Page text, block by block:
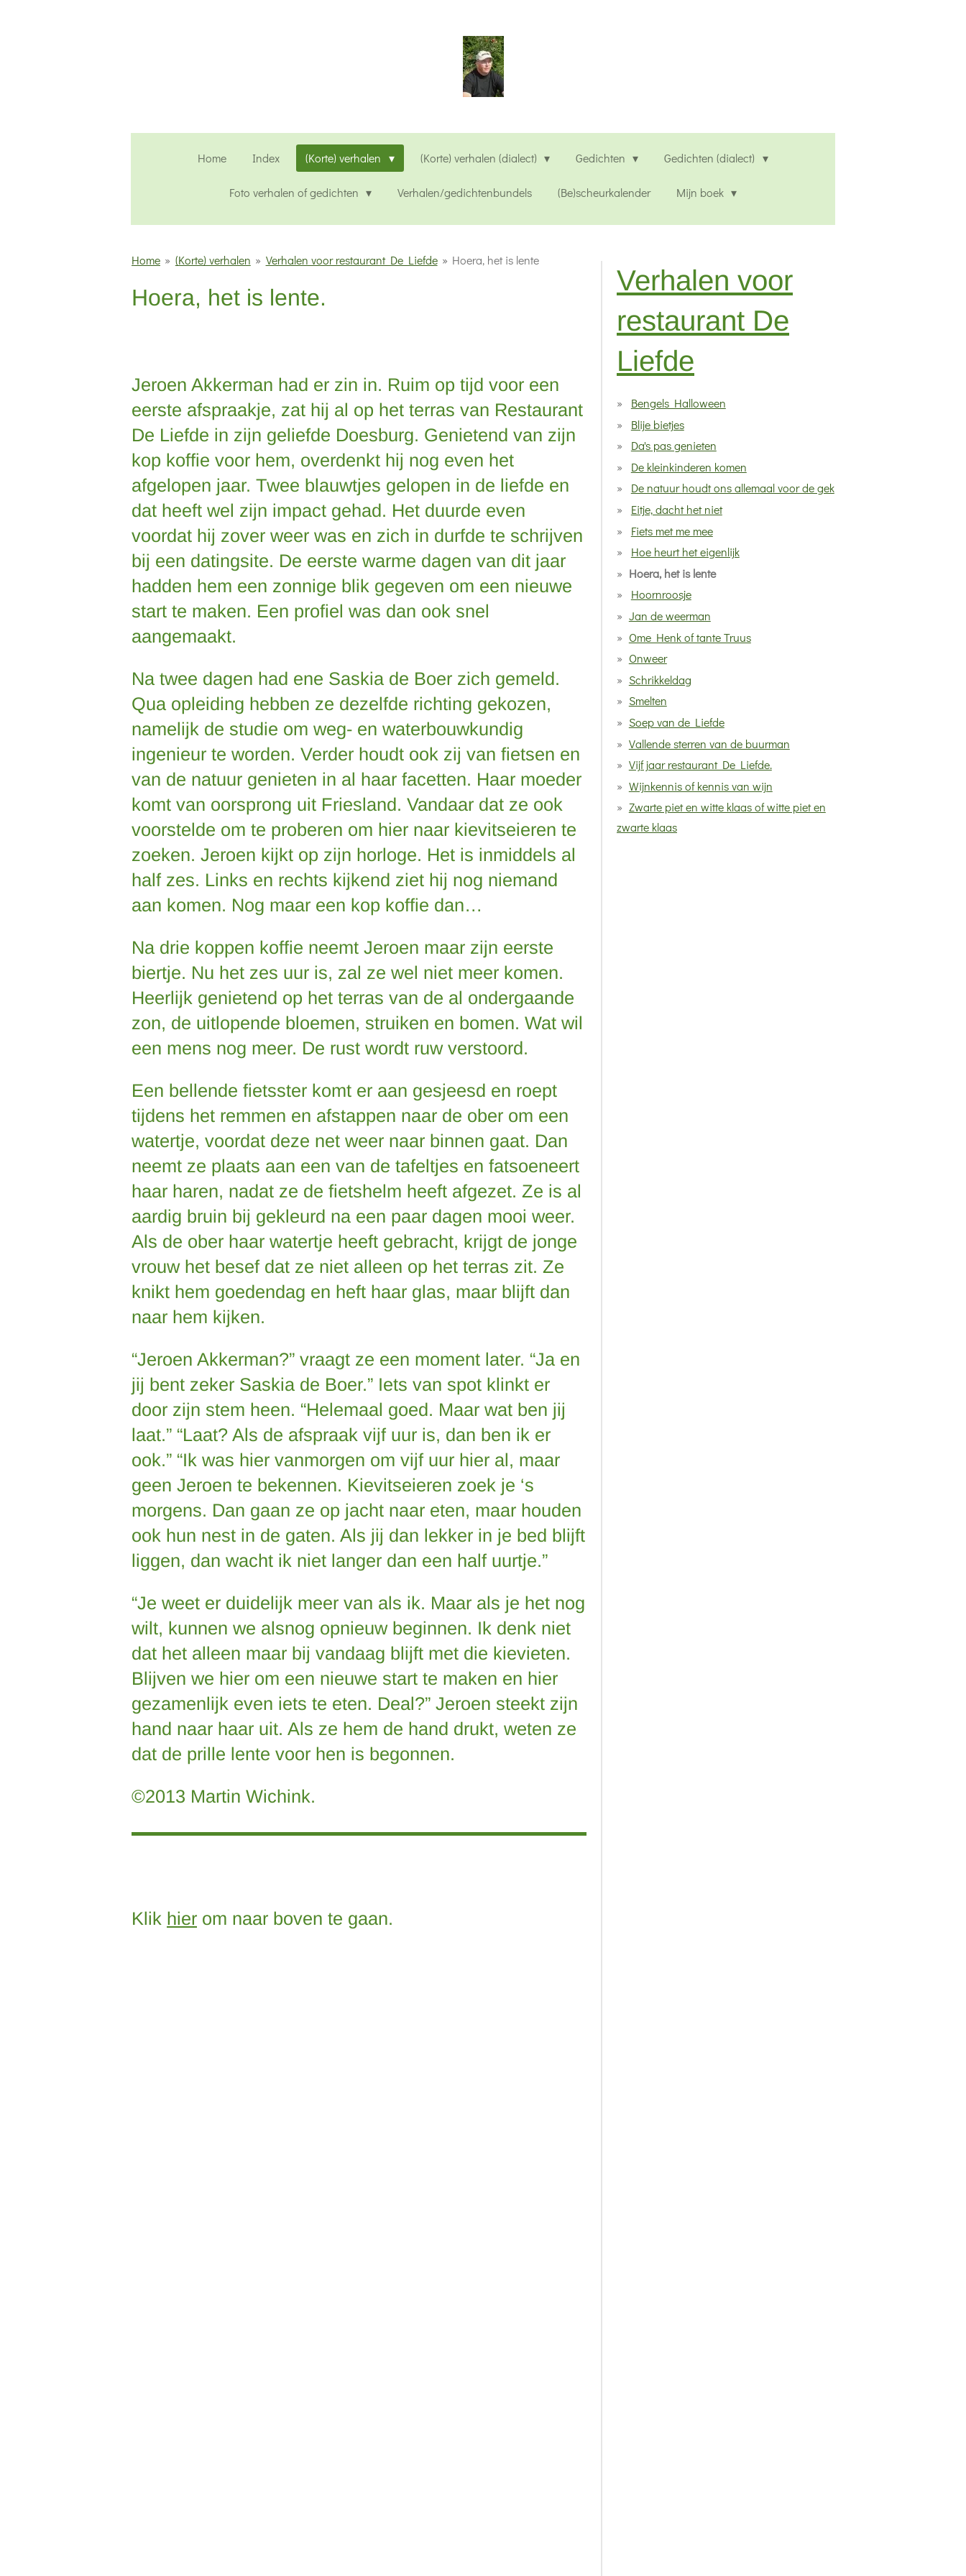
Home Index (Korte) verhalen (Korte) verhalen (dialect) Gedichten Gedichten (dialect)
Foto verhalen of gedichten Verhalen/gedichtenbundels (Be)scheurkalender Mijn boek
Home » (Korte) verhalen » Verhalen voor restaurant De Liefde » Hoera, het is lente
Hoera, het is lente.
Jeroen Akkerman had er zin in. Ruim op tijd voor een
eerste afspraakje, zat hij al op het terras van Restaurant
De Liefde in zijn geliefde Doesburg. Genietend van zijn
kop koffie voor hem, overdenkt hij nog even het
afgelopen jaar. Twee blauwtjes gelopen in de liefde en
dat heeft wel zijn impact gehad. Het duurde even
voordat hij zover weer was en zich in durfde te schrijven
bij een datingsite. De eerste warme dagen van dit jaar
hadden hem een zonnige blik gegeven om een nieuwe
start te maken. Een profiel was dan ook snel
aangemaakt.
Na twee dagen had ene Saskia de Boer zich gemeld.
Qua opleiding hebben ze dezelfde richting gekozen,
namelijk de studie om weg- en waterbouwkundig
ingenieur te worden. Verder houdt ook zij van fietsen en
van de natuur genieten in al haar facetten. Haar moeder
komt van oorsprong uit Friesland. Vandaar dat ze ook
voorstelde om te proberen om hier naar kievitseieren te
zoeken. Jeroen kijkt op zijn horloge. Het is inmiddels al
half zes. Links en rechts kijkend ziet hij nog niemand
aan komen. Nog maar een kop koffie dan…
Na drie koppen koffie neemt Jeroen maar zijn eerste
biertje. Nu het zes uur is, zal ze wel niet meer komen.
Heerlijk genietend op het terras van de al ondergaande
zon, de uitlopende bloemen, struiken en bomen. Wat wil
een mens nog meer. De rust wordt ruw verstoord.
Een bellende fietsster komt er aan gesjeesd en roept
tijdens het remmen en afstappen naar de ober om een
watertje, voordat deze net weer naar binnen gaat. Dan
neemt ze plaats aan een van de tafeltjes en fatsoeneert
haar haren, nadat ze de fietshelm heeft afgezet. Ze is al
aardig bruin bij gekleurd na een paar dagen mooi weer.
Als de ober haar watertje heeft gebracht, krijgt de jonge
vrouw het besef dat ze niet alleen op het terras zit. Ze
knikt hem goedendag en heft haar glas, maar blijft dan
naar hem kijken.
“Jeroen Akkerman?” vraagt ze een moment later. “Ja en
jij bent zeker Saskia de Boer.” Iets van spot klinkt er
door zijn stem heen. “Helemaal goed. Maar wat ben jij
laat.” “Laat? Als de afspraak vijf uur is, dan ben ik er
ook.” “Ik was hier vanmorgen om vijf uur hier al, maar
geen Jeroen te bekennen. Kievitseieren zoek je ‘s
morgens. Dan gaan ze op jacht naar eten, maar houden
ook hun nest in de gaten. Als jij dan lekker in je bed blijft
liggen, dan wacht ik niet langer dan een half uurtje.”
“Je weet er duidelijk meer van als ik. Maar als je het nog
wilt, kunnen we alsnog opnieuw beginnen. Ik denk niet
dat het alleen maar bij vandaag blijft met die kievieten.
Blijven we hier om een nieuwe start te maken en hier
gezamenlijk even iets te eten. Deal?” Jeroen steekt zijn
hand naar haar uit. Als ze hem de hand drukt, weten ze
dat de prille lente voor hen is begonnen.
©2013 Martin Wichink.
Klik hier om naar boven te gaan.
Verhalen voor
restaurant De
Liefde
Bengels Halloween
Blije bietjes
Da's pas genieten
De kleinkinderen komen
De natuur houdt ons allemaal voor de gek
Eitje, dacht het niet
Fiets met me mee
Hoe heurt het eigenlijk
Hoera, het is lente
Hoornroosje
Jan de weerman
Ome Henk of tante Truus
Onweer
Schrikkeldag
Smelten
Soep van de Liefde
Vallende sterren van de buurman
Vijf jaar restaurant De Liefde.
Wijnkennis of kennis van wijn
Zwarte piet en witte klaas of witte piet en
zwarte klaas